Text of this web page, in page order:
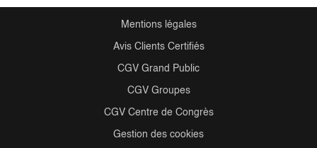
Mentions légales
Avis Clients Certifiés
CGV Grand Public
CGV Groupes
CGV Centre de Congrès
Gestion des cookies